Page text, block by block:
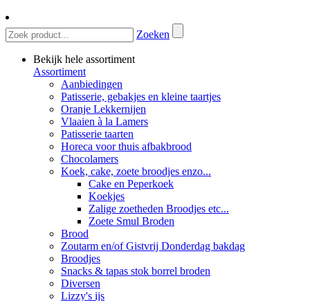
Zoeken
Bekijk hele assortiment
Assortiment
Aanbiedingen
Patisserie, gebakjes en kleine taartjes
Oranje Lekkernijen
Vlaaien à la Lamers
Patisserie taarten
Horeca voor thuis afbakbrood
Chocolamers
Koek, cake, zoete broodjes enzo...
Cake en Peperkoek
Koekjes
Zalige zoetheden Broodjes etc...
Zoete Smul Broden
Brood
Zoutarm en/of Gistvrij Donderdag bakdag
Broodjes
Snacks & tapas stok borrel broden
Diversen
Lizzy's ijs